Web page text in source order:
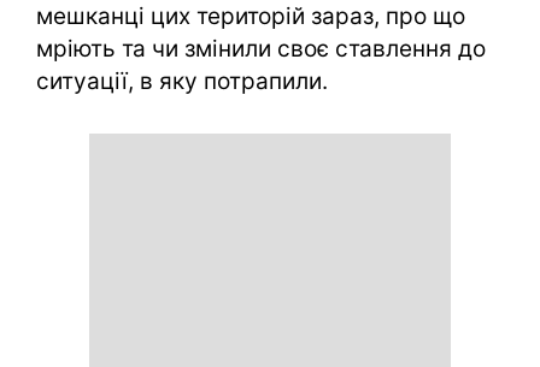
мешканці цих територій зараз, про що
мріють та чи змінили своє ставлення до
ситуації, в яку потрапили.